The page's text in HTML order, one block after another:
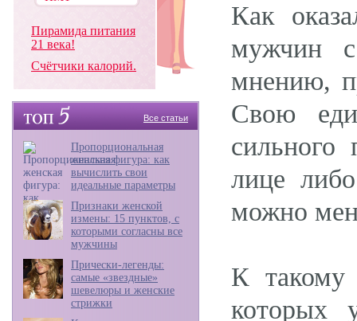
Пирамида питания
21 века!
Счётчики калорий.
Все статьи
Пропорциональная
женская фигура: как
вычислить свои
идеальные параметры
Признаки женской
измены: 15 пунктов, с
которыми согласны все
мужчины
Прически-легенды:
самые «звездные»
шевелюры и женские
стрижки
Как
мужчин с
мнению,
Свою
сильного
лице
можно
К такому
которых